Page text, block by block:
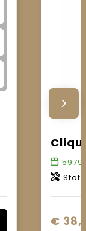
5979
Stof 1:
€